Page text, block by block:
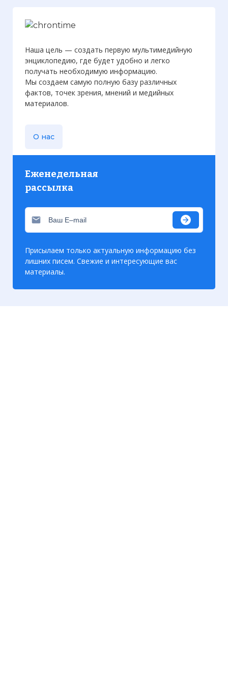
Наша цель — создать первую мультимедийную
энциклопедию, где будет удобно и легко
получать необходимую информацию.
Мы создаем самую полную базу различных
фактов, точек зрения, мнений и медийных
материалов.
О нас
Еженедельная
рассылка
Присылаем только актуальную информацию без
лишних писем. Свежие и интересующие вас
материалы.